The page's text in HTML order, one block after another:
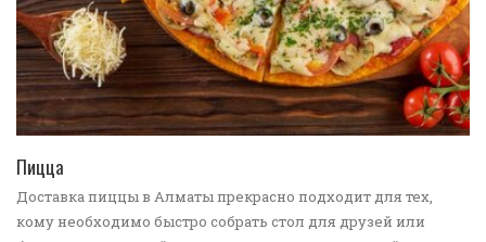
Пицца
Доставка пиццы в Алматы прекрасно подходит для тех,
кому необходимо быстро собрать стол для друзей или